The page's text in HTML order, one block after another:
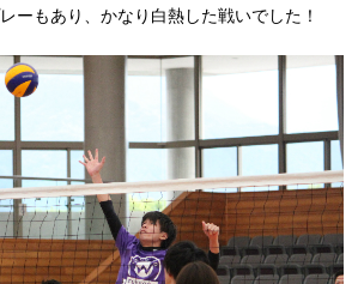
ーもあり、かなり白熱した戦いでした！